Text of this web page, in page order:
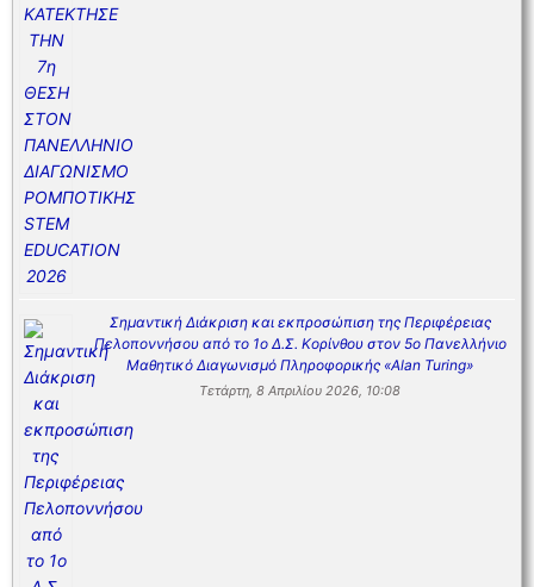
Σημαντική Διάκριση και εκπροσώπιση της Περιφέρειας
Πελοποννήσου από το 1ο Δ.Σ. Κορίνθου στον 5ο Πανελλήνιο
Μαθητικό Διαγωνισμό Πληροφορικής «Alan Turing»
Τετάρτη, 8 Απριλίου 2026, 10:08